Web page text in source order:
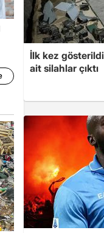
İlk kez
ait silahlar çıktı